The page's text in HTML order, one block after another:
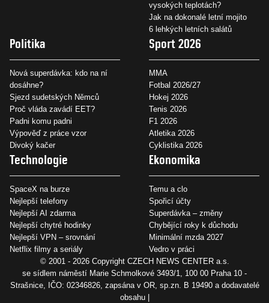
vysokých teplotách?
Jak na dokonalé letní mojito
6 lehkých letních salátů
Politika
Nová superdávka: kdo na ní
dosáhne?
Sjezd sudetských Němců
Proč vláda zavádí EET?
Padni komu padni
Výpověď z práce vzor
Divoký kačer
Sport 2026
MMA
Fotbal 2026/27
Hokej 2026
Tenis 2026
F1 2026
Atletika 2026
Cyklistika 2026
Technologie
SpaceX na burze
Nejlepší telefony
Nejlepší AI zdarma
Nejlepší chytré hodinky
Nejlepší VPN – srovnání
Netflix filmy a seriály
Ekonomika
Temu a clo
Spořicí účty
Superdávka – změny
Chybějící roky k důchodu
Minimální mzda 2027
Vedro v práci
© 2001 - 2026 Copyright CZECH NEWS CENTER a.s.
se sídlem náměstí Marie Schmolkové 3493/1, 100 00 Praha 10 -
Strašnice, IČO: 02346826, zapsána v OR, sp.zn. B 19490 a dodavatelé
obsahu